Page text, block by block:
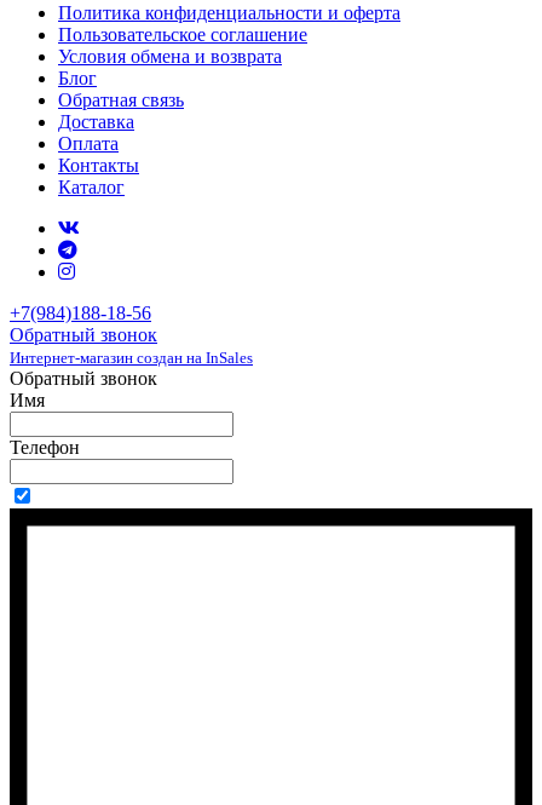
Политика конфиденциальности и оферта
Пользовательское соглашение
Условия обмена и возврата
Блог
Обратная связь
Доставка
Оплата
Контакты
Каталог
+7(984)188-18-56
Обратный звонок
Интернет-магазин создан на InSales
Обратный звонок
Имя
Телефон